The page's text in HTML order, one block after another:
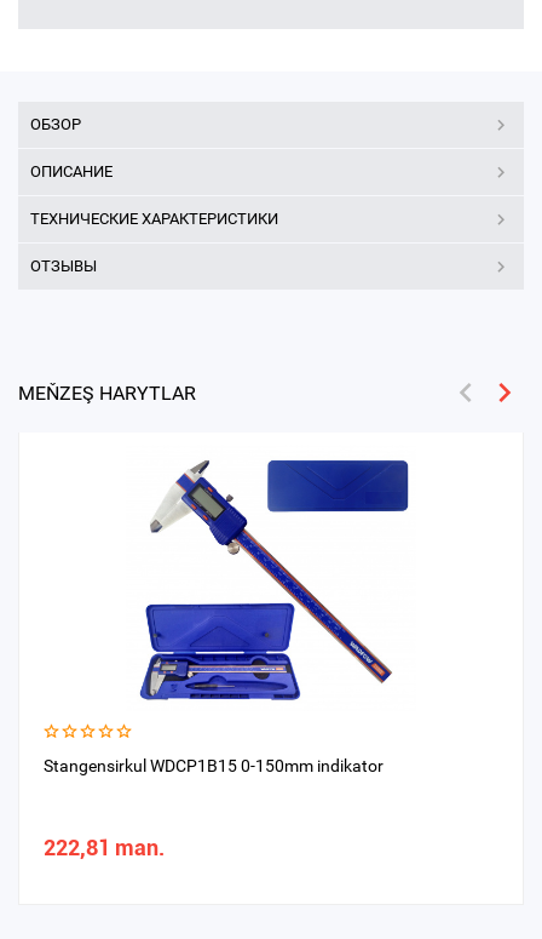
ОБЗОР
ОПИСАНИЕ
ТЕХНИЧЕСКИЕ ХАРАКТЕРИСТИКИ
ОТЗЫВЫ
MEŇZEŞ HARYTLAR
Stangensirkul WDCP1B15 0-150mm indikator
222,81 man.